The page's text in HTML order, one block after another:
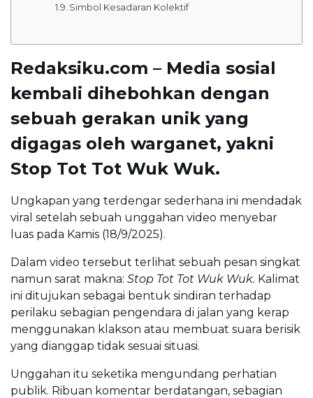
Simbol Kesadaran Kolektif
Redaksiku.com – Media sosial
kembali dihebohkan dengan
sebuah gerakan unik yang
digagas oleh warganet, yakni
Stop Tot Tot Wuk Wuk.
Ungkapan yang terdengar sederhana ini mendadak
viral setelah sebuah unggahan video menyebar
luas pada Kamis (18/9/2025).
Dalam video tersebut terlihat sebuah pesan singkat
namun sarat makna: Stop Tot Tot Wuk Wuk. Kalimat
ini ditujukan sebagai bentuk sindiran terhadap
perilaku sebagian pengendara di jalan yang kerap
menggunakan klakson atau membuat suara berisik
yang dianggap tidak sesuai situasi.
Unggahan itu seketika mengundang perhatian
publik. Ribuan komentar berdatangan, sebagian